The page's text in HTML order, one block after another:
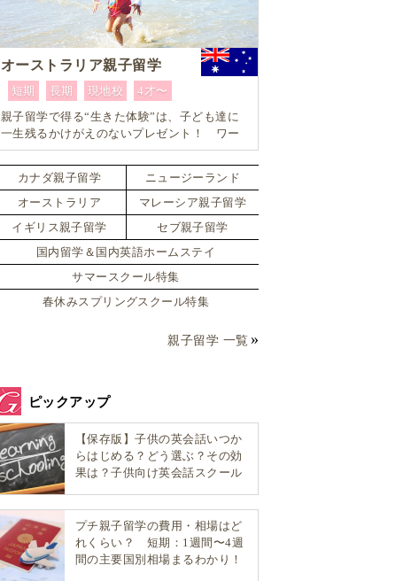
オーストラリア親子留学
短期 長期 現地校
4才〜
親子留学で得る“生きた体験”は、子ども達に
一生残るかけがえのないプレゼント！ ワー
キングマザーにもおすすめ！ 1週間からはじ
めるオーストラリア親子留学
カナダ親子留学
ニュージーランド
オーストラリア
マレーシア親子留学
イギリス親子留学
セブ親子留学
国内留学＆国内英語ホームステイ
サマースクール特集
春休みスプリングスクール特集
親子留学 一覧
ピックアップ
【保存版】子供の英会話いつか
らはじめる？どう選ぶ？その効
果は？子供向け英会話スクール
プチ親子留学の費用・相場はど
れくらい？ 短期：1週間〜4週
間の主要国別相場まるわかり！